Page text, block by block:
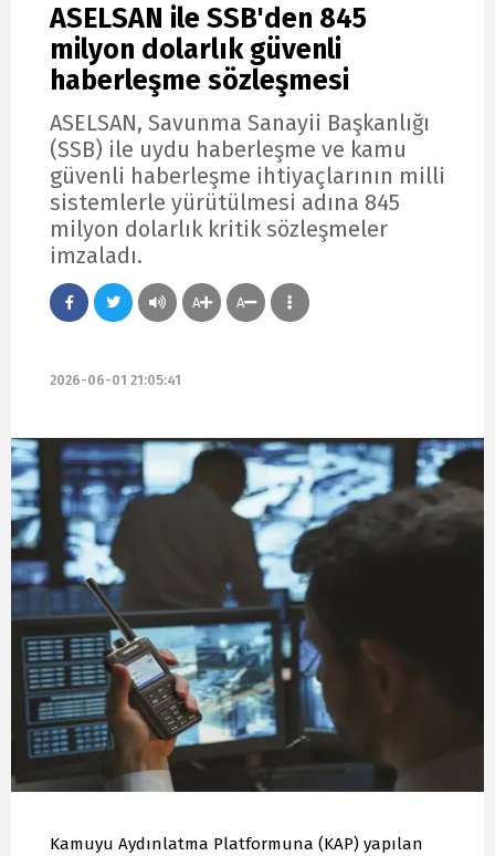
ASELSAN ile SSB'den 845
milyon dolarlık güvenli
haberleşme sözleşmesi
ASELSAN, Savunma Sanayii Başkanlığı
(SSB) ile uydu haberleşme ve kamu
güvenli haberleşme ihtiyaçlarının milli
sistemlerle yürütülmesi adına 845
milyon dolarlık kritik sözleşmeler
imzaladı.
A A
2026-06-01 21:05:41
Kamuyu Aydınlatma Platformuna (KAP) yapılan